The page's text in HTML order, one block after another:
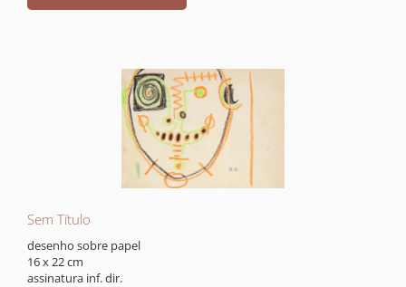
Sem Título
desenho sobre papel
16 x 22 cm
assinatura inf. dir.